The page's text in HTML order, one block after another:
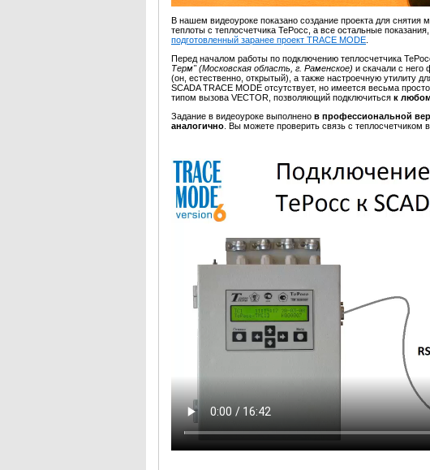
В нашем видеоуроке показано создание проекта для снятия
теплоты с теплосчетчика ТеРосс, а все остальные
подготовленный заранее проект TRACE MODE
Перед началом работы по подключению теплосчетчика
Терм" (Московская область, г. Раменское) и скачали с него
(он, естественно, открытый), а также настроечную утилиту
SCADA TRACE MODE отсутствует, но имеется весьма
типом вызова VECTOR, позволяющий подключиться к
Задание в видеоуроке выполнено в профессиональной
аналогично . Вы можете проверить связь с теплосчетчиком